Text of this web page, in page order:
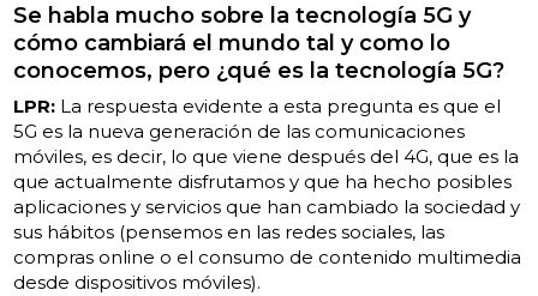
Se habla mucho sobre la tecnología 5G y
cómo cambiará el mundo tal y como lo
conocemos, pero ¿qué es la tecnología 5G?
LPR: La respuesta evidente a esta pregunta es que el
5G es la nueva generación de las comunicaciones
móviles, es decir, lo que viene después del 4G, que es la
que actualmente disfrutamos y que ha hecho posibles
aplicaciones y servicios que han cambiado la sociedad y
sus hábitos (pensemos en las redes sociales, las
compras online o el consumo de contenido multimedia
desde dispositivos móviles).